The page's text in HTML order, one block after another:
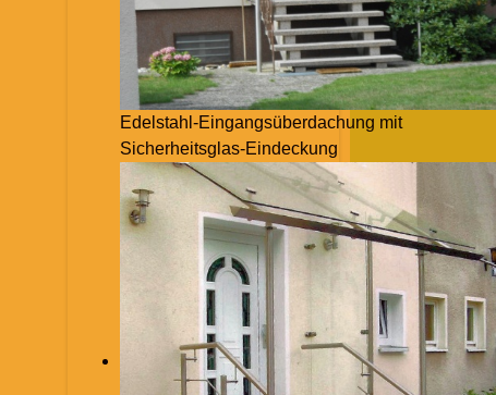
Edelstahl-Eingangsüberdachung mit
Sicherheitsglas-Eindeckung